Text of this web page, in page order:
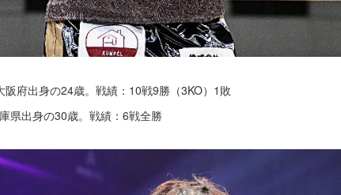
府出身の24歳。戦績：10戦9勝（3KO）1敗
県出身の30歳。戦績：6戦全勝